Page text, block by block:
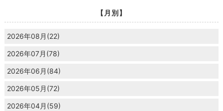
【月別】
2026年08月(22)
2026年07月(78)
2026年06月(84)
2026年05月(72)
2026年04月(59)